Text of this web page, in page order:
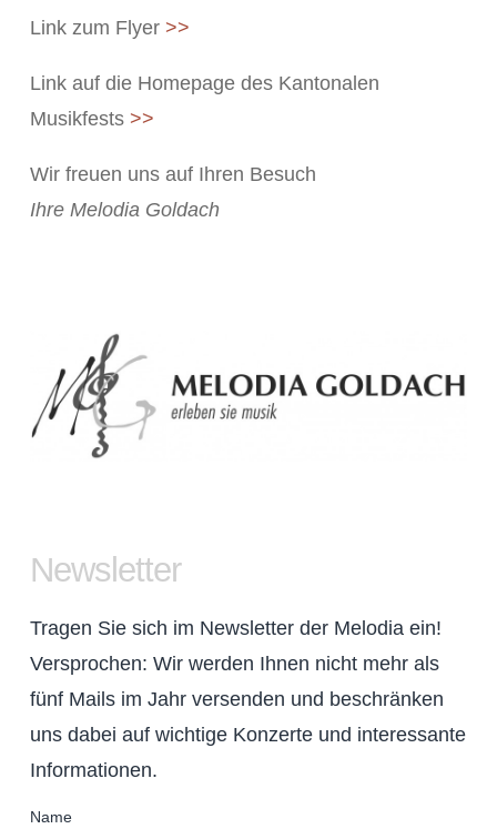
Link zum Flyer >>
Link auf die Homepage des Kantonalen
Musikfests >>
Wir freuen uns auf Ihren Besuch
Ihre Melodia Goldach
Newsletter
Tragen Sie sich im Newsletter der Melodia ein!
Versprochen: Wir werden Ihnen nicht mehr als
fünf Mails im Jahr versenden und beschränken
uns dabei auf wichtige Konzerte und interessante
Informationen.
Name